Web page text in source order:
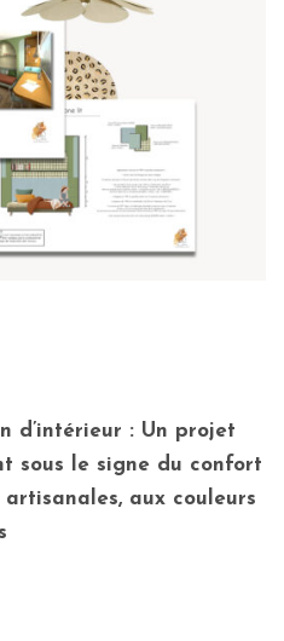
d’intérieur : Un projet
sous le signe du confort
aux couleurs